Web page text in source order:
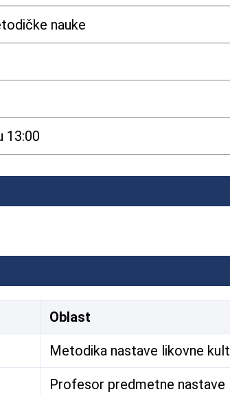
nauke
13:00
Oblast
Metodika nastave likovne
Profesor predmetne nastave